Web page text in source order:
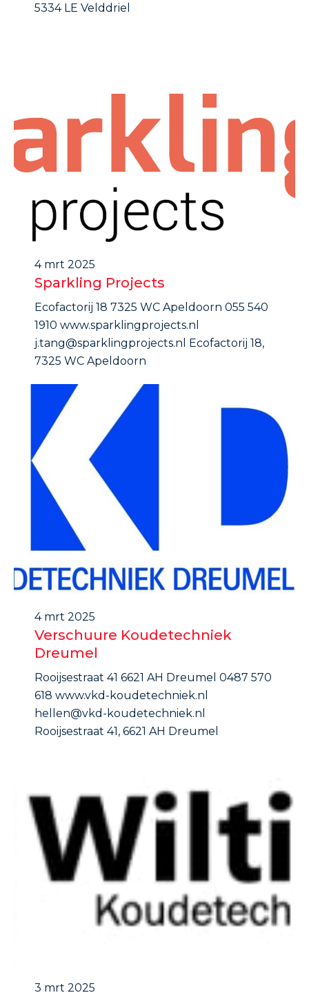
5334 LE Velddriel
4 mrt 2025
Sparkling Projects
Ecofactorij 18 7325 WC Apeldoorn 055 540
1910 www.sparklingprojects.nl
j.tang@sparklingprojects.nl Ecofactorij 18,
7325 WC Apeldoorn
4 mrt 2025
Verschuure Koudetechniek
Dreumel
Rooijsestraat 41 6621 AH Dreumel 0487 570
618 www.vkd-koudetechniek.nl
hellen@vkd-koudetechniek.nl
Rooijsestraat 41, 6621 AH Dreumel
3 mrt 2025